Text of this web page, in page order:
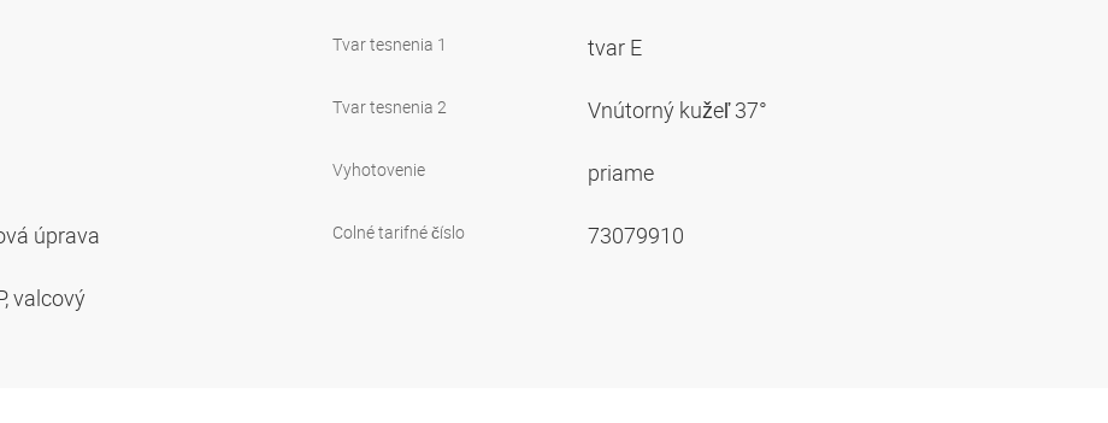
úprava
valcový
Tvar tesnenia 1 tvar E
Tvar tesnenia 2 Vnútorný kužeľ 37°
Vyhotovenie priame
Colné tarifné číslo 73079910